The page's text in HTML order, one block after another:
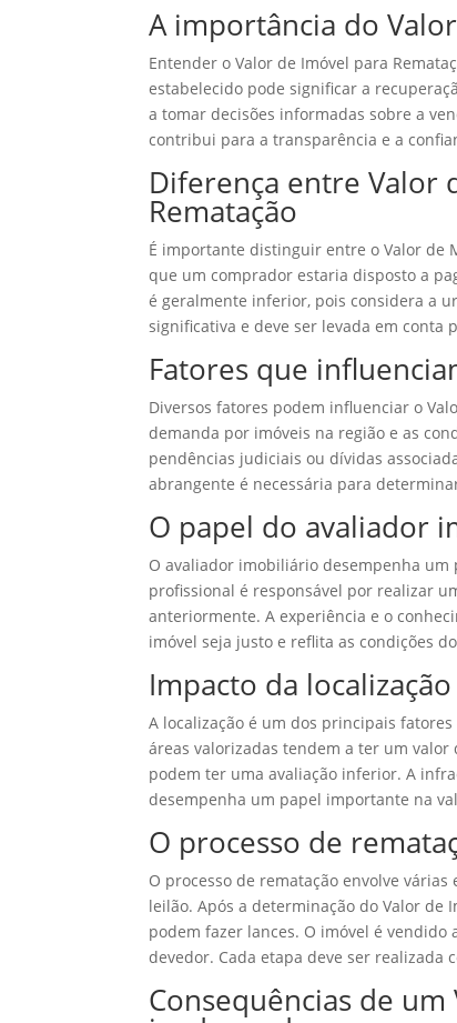
A importância do
Entender o Valor de Imóvel para
estabelecido pode significar a
a tomar decisões informadas sobre a
contribui para a transparência e a
Diferença entre Valor
Rematação
É importante distinguir entre o Valor de
que um comprador estaria disposto a
é geralmente inferior, pois considera a
significativa e deve ser levada em conta
Fatores que
Diversos fatores podem influenciar o
demanda por imóveis na região e as
pendências judiciais ou dívidas
abrangente é necessária para
O papel do avaliador
O avaliador imobiliário desempenha um
profissional é responsável por realizar
anteriormente. A experiência e o
imóvel seja justo e reflita as condições
Impacto da
A localização é um dos principais
áreas valorizadas tendem a ter um
podem ter uma avaliação inferior. A
desempenha um papel importante na
O processo de
O processo de rematação envolve
leilão. Após a determinação do Valor de
podem fazer lances. O imóvel é
devedor. Cada etapa deve ser realizada
Consequências de